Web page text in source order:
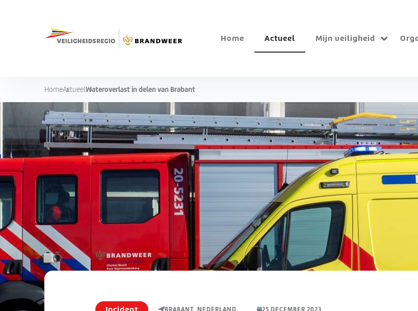
Home Actueel Mijn veiligheid
Submenu
HomeActueelWateroverlast in delen van Brabant